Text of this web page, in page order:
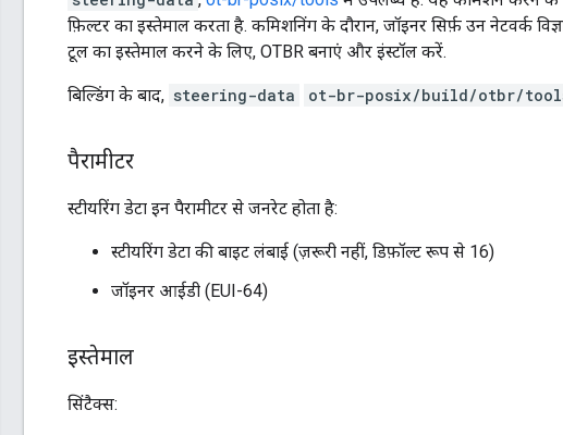
फ़िल्टर का इस्तेमाल करता है. कमिशनिंग के दौरान, जॉइनर सिर्फ़ उन नेटवर्क
टूल का इस्तेमाल करने के लिए, OTBR बनाएं और इंस्टॉल करें.
बिल्डिंग के बाद, steering-data ot-br-posix/build/otbr/
पैरामीटर
स्टीयरिंग डेटा इन पैरामीटर से जनरेट होता है:
स्टीयरिंग डेटा की बाइट लंबाई (ज़रूरी नहीं, डिफ़ॉल्ट रूप से 16)
जॉइनर आईडी (EUI-64)
इस्तेमाल
सिंटैक्स: